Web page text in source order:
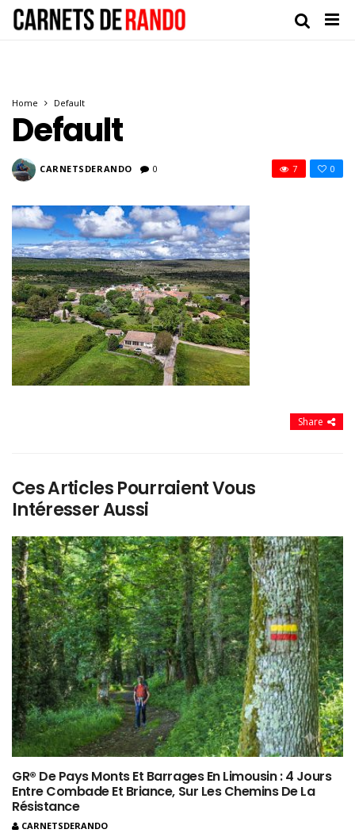
Home Default
Default
CARNETSDERANDO 0 0
7
Share
Ces Articles Pourraient Vous
Intéresser Aussi
GR® De Pays Monts Et Barrages En Limousin : 4 Jours
Entre Combade Et Briance, Sur Les Chemins De La
Résistance
CARNETSDERANDO